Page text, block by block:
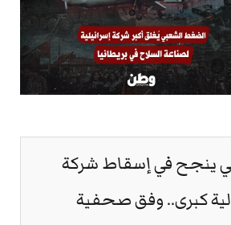
ينجح في إسقاط شركة
كبرى.. وفق صحفية